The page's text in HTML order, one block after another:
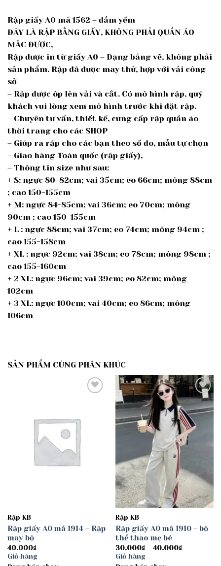
Rập giấy A0 mã 1562 – đầm yếm
ĐÂY LÀ RẬP BẰNG GIẤY, KHÔNG PHẢI QUẦN ÁO
MẶC ĐƯỢC,
Rập được in từ giấy A0 – Dạng bảng vẽ, không phải
sản phẩm. Rập đã được may thử, hợp với vải công
sở
– Rập được ôp lên vải và cắt. Có mô hình rập, quý
khách vui lòng xem mô hình trước khi đặt rập.
– Chuyên tư vấn, thiết kế, cung cấp rập quần áo
thời trang cho các SHOP
– Giúp ra rập cho các bạn theo số đo, mẫu tự chọn
– Giao hàng Toàn quốc (rập giấy),
– Thông tin size như sau:
+ S: ngực 80-82cm; vai 35cm; eo 66cm; mông 88cm
; cao 150-155cm
+ M: ngực 84-85cm; vai 36cm; eo 70cm; mông
90cm ; cao 150-155cm
+ L : ngực 88cm; vai 37cm; eo 74cm; mông 94cm ;
cao 155-158cm
+ XL : ngực 92cm; vai 38cm; eo 78cm; mông 98cm ;
cao 155-160cm
+ 2 XL: ngực 96cm; vai 39cm; eo 82cm; mông
102cm
+ 3 XL: ngực 100cm; vai 40cm; eo 86cm; mông
106cm
SẢN PHẨM CÙNG PHÂN KHÚC
Rập KB
Rập giấy A0 mã 1914 – Rập
may bộ
40.000₫
Giỏ hàng
Add to
wishlist
Rập KB
Rập giấy A0 mã 1910 – bộ
thể thao mẹ bé
30.000₫ – 40.000₫Khoảng
Giỏ hàng